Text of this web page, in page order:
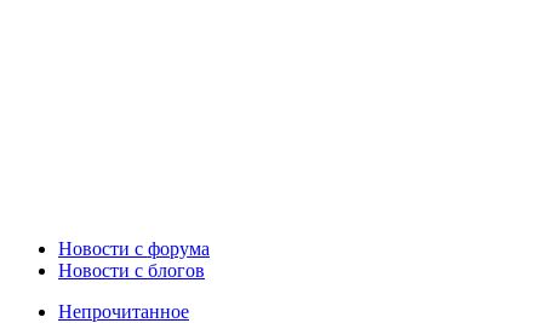
Новости c форума
Новости с блогов
Непрочитанное